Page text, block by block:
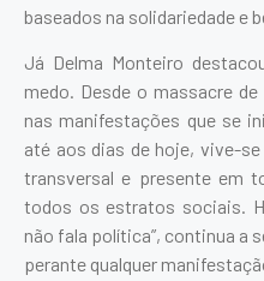
baseados na solidariedade e
Já Delma Monteiro
medo. Desde o massacre
nas manifestações que se
até aos dias de hoje, vive-
transversal e presente em
todos os estratos sociais.
não fala política”, continua a
perante qualquer